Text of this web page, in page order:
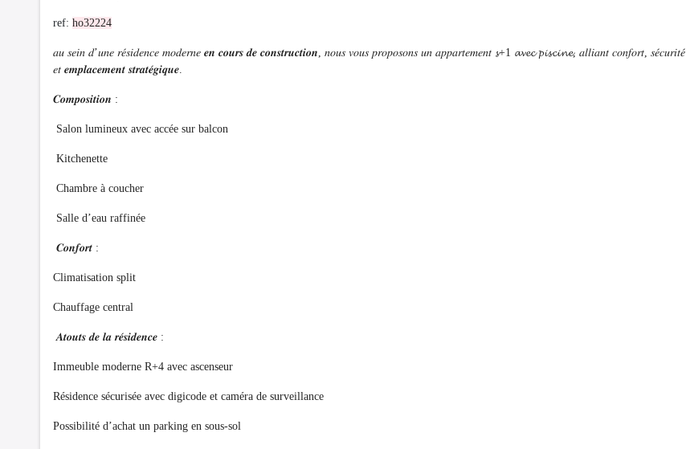
ref: ho32224
𝑎𝑢 𝑠𝑒𝑖𝑛 𝑑’𝑢𝑛𝑒 𝑟𝑒́𝑠𝑖𝑑𝑒𝑛𝑐𝑒 𝑚𝑜𝑑𝑒𝑟𝑛𝑒 𝒆𝒏 𝒄𝒐𝒖𝒓𝒔 𝒅𝒆 𝒄𝒐𝒏𝒔𝒕𝒓𝒖𝒄𝒕𝒊𝒐𝒏, 𝑛𝑜𝑢𝑠 𝑣𝑜𝑢𝑠 𝑝𝑟𝑜𝑝𝑜𝑠𝑜𝑛𝑠 𝑢𝑛 𝑎𝑝𝑝𝑎𝑟𝑡𝑒𝑚𝑒𝑛𝑡 𝓼+1 𝓪𝓿𝓮𝓬 𝓹𝓲𝓼𝓬𝓲𝓷𝓮, 𝑎𝑙𝑙𝑖𝑎𝑛𝑡 𝑐𝑜𝑛𝑓𝑜𝑟𝑡, 𝑠𝑒́𝑐𝑢𝑟𝑖𝑡𝑒́
𝑒𝑡 𝒆𝒎𝒑𝒍𝒂𝒄𝒆𝒎𝒆𝒏𝒕 𝒔𝒕𝒓𝒂𝒕𝒆́𝒈𝒊𝒒𝒖𝒆.
𝑪𝒐𝒎𝒑𝒐𝒔𝒊𝒕𝒊𝒐𝒏 :
Salon lumineux avec accée sur balcon
Kitchenette
Chambre à coucher
Salle d’eau raffinée
𝑪𝒐𝒏𝒇𝒐𝒓𝒕 :
Climatisation split
Chauffage central
𝑨𝒕𝒐𝒖𝒕𝒔 𝒅𝒆 𝒍𝒂 𝒓𝒆́𝒔𝒊𝒅𝒆𝒏𝒄𝒆 :
Immeuble moderne R+4 avec ascenseur
Résidence sécurisée avec digicode et caméra de surveillance
Possibilité d’achat un parking en sous-sol